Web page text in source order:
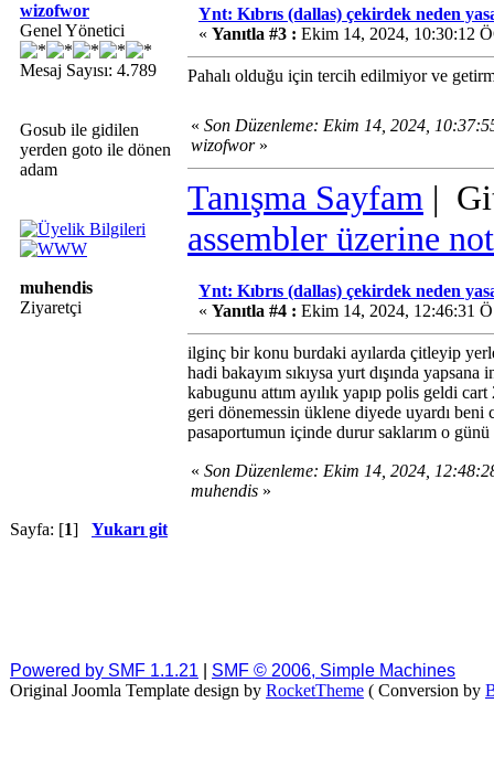
wizofwor
Genel Yönetici
Mesaj Sayısı: 4.789
Gosub ile gidilen
yerden goto ile dönen
adam
Ynt: Kıbrıs (dallas) çekirdek neden
« Yanıtla #3 : Ekim 14, 2024, 10:30:12
Pahalı olduğu için tercih edilmiyor ve
« Son Düzenleme: Ekim 14, 2024,
wizofwor»
Tanışma Sayfam |
assembler üzerine
muhendis
Ziyaretçi
Ynt: Kıbrıs (dallas) çekirdek neden
« Yanıtla #4 : Ekim 14, 2024, 12:46:31
ilginç bir konu burdaki ayılarda çitleyip
hadi bakayım sıkıysa yurt dışında
kabugunu attım ayılık yapıp polis geldi
geri dönemessin üklene diyede uyardı
pasaportumun içinde durur saklarım o
« Son Düzenleme: Ekim 14, 2024,
muhendis »
Sayfa: [1] Yukarı git
Powered by SMF 1.1.21
SMF © 2006, Simple Machines
Original Joomla Template design by RocketTheme ( Conversion by